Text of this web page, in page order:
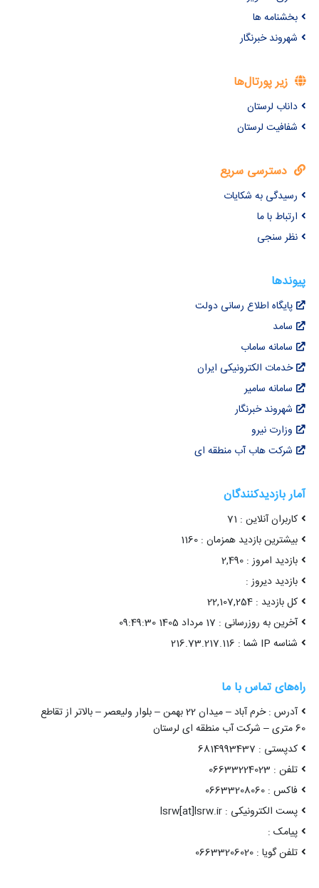
بخشنامه ها
شهروند خبرنگار
زیر پورتال‌ها
داناب لرستان
شفافیت لرستان
دسترسی سریع
رسیدگی به شکایات
ارتباط با ما
نظر سنجی
پیوندها
پایگاه اطلاع رسانی دولت
سامد
سامانه ساماب
خدمات الکترونیکی ایران
سامانه سامیر
شهروند خبرنگار
وزارت نیرو
شرکت هاب آب منطقه ای
آمار بازدیدکنندگان
کاربران آنلاین : 71
بیشترین بازدید همزمان : 1160
بازدید امروز : 2,490
بازدید دیروز :
کل بازدید : 22,107,254
آخرین به روزرسانی : 17 مرداد 1405 09:49:30
شناسه IP شما : 216.73.217.116
راه‌های تماس با ما
آدرس : خرم آباد – میدان 22 بهمن – بلوار ولیعصر – بالاتر از تقاطع
60 متری – شرکت آب منطقه ای لرستان
کدپستی : 6814993437
تلفن : 06633224023
فاکس : 06633208060
پست الکترونیکی : lsrw[at]lsrw.ir
پیامک :
تلفن گویا : 06633206020